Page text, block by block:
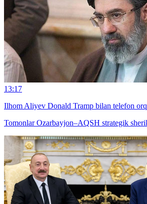
13:17
Ilhom Aliyev Donald Tramp bilan telefon
Tomonlar Ozarbayjon–AQSH strategik